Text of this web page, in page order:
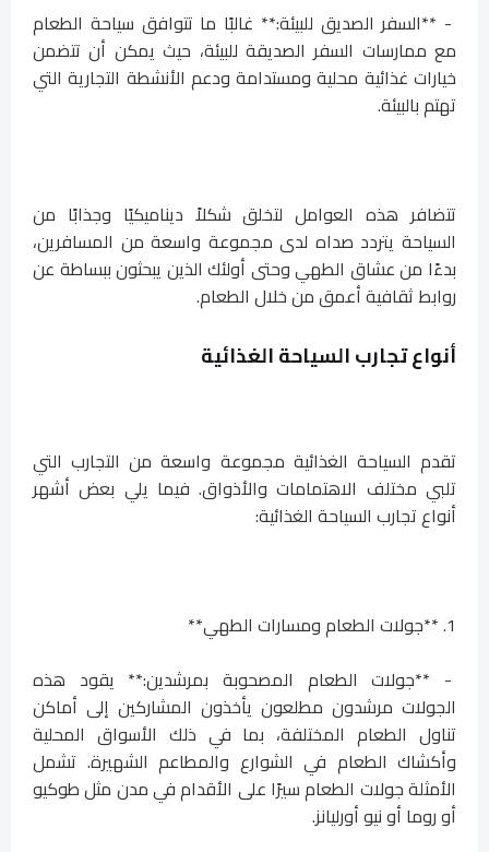
- **السفر الصديق للبيئة:** غالبًا ما تتوافق سياحة الطعام
مع ممارسات السفر الصديقة للبيئة، حيث يمكن أن تتضمن
خيارات غذائية محلية ومستدامة ودعم الأنشطة التجارية التي
تهتم بالبيئة.
تتضافر هذه العوامل لتخلق شكلاً ديناميكيًا وجذابًا من
السياحة يتردد صداه لدى مجموعة واسعة من المسافرين،
بدءًا من عشاق الطهي وحتى أولئك الذين يبحثون ببساطة عن
روابط ثقافية أعمق من خلال الطعام.
أنواع تجارب السياحة الغذائية
تقدم السياحة الغذائية مجموعة واسعة من التجارب التي
تلبي مختلف الاهتمامات والأذواق. فيما يلي بعض أشهر
أنواع تجارب السياحة الغذائية:
1. **جولات الطعام ومسارات الطهي**
- **جولات الطعام المصحوبة بمرشدين:** يقود هذه
الجولات مرشدون مطلعون يأخذون المشاركين إلى أماكن
تناول الطعام المختلفة، بما في ذلك الأسواق المحلية
وأكشاك الطعام في الشوارع والمطاعم الشهيرة. تشمل
الأمثلة جولات الطعام سيرًا على الأقدام في مدن مثل طوكيو
أو روما أو نيو أورليانز.